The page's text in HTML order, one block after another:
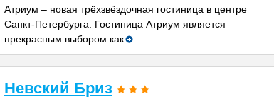
Атриум – новая трёхзвёздочная гостиница в центре
Санкт-Петербурга. Гостиница Атриум является
прекрасным выбором как
Невский Бриз